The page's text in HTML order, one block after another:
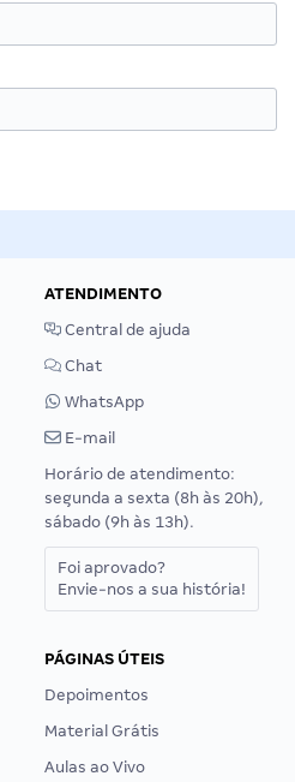
ATENDIMENTO
Central de ajuda
Chat
WhatsApp
E-mail
Horário de atendimento:
segunda a sexta (8h às 20h),
sábado (9h às 13h).
Foi aprovado?
Envie-nos a sua história!
PÁGINAS ÚTEIS
Depoimentos
Material Grátis
Aulas ao Vivo